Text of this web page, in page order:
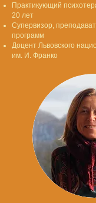
Практикующий
20 лет
Супервизор,
программ
Доцент Львовского
им. И. Франко